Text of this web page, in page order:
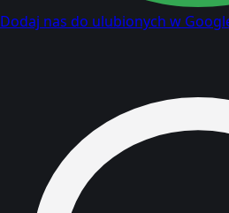
Dodaj nas do ulubionych w